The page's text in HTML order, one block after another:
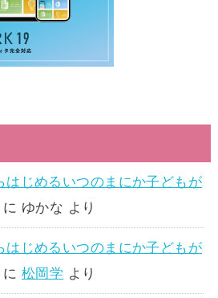
はじめるいつのまにか子どもが
に ゆかな より
はじめるいつのまにか子どもが
に松岡学 より